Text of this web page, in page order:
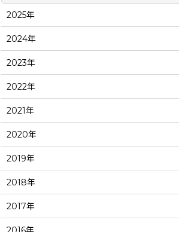
2025年
2024年
2023年
2022年
2021年
2020年
2019年
2018年
2017年